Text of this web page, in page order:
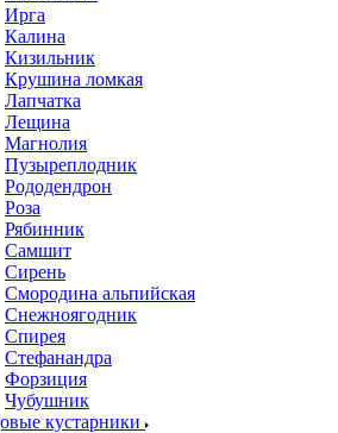
Ирга
Калина
Кизильник
Крушина ломкая
Лапчатка
Лещина
Магнолия
Пузыреплодник
Рододендрон
Роза
Рябинник
Самшит
Сирень
Смородина альпийская
Снежноягодник
Спирея
Стефанандра
Форзиция
Чубушник
кустарники